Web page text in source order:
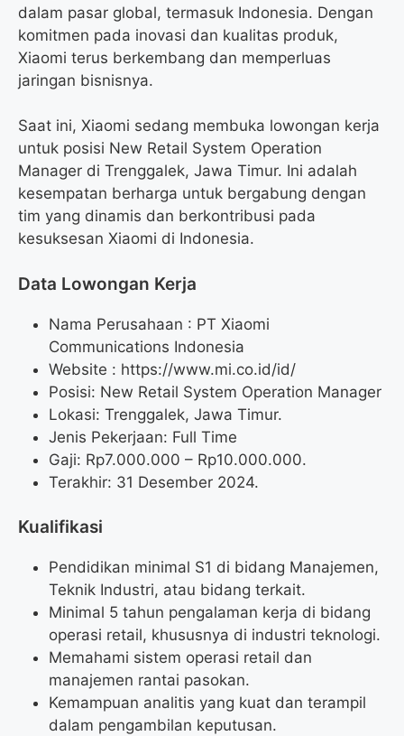
dalam pasar global, termasuk Indonesia. Dengan
komitmen pada inovasi dan kualitas produk,
Xiaomi terus berkembang dan memperluas
jaringan bisnisnya.
Saat ini, Xiaomi sedang membuka lowongan kerja
untuk posisi New Retail System Operation
Manager di Trenggalek, Jawa Timur. Ini adalah
kesempatan berharga untuk bergabung dengan
tim yang dinamis dan berkontribusi pada
kesuksesan Xiaomi di Indonesia.
Data Lowongan Kerja
Nama Perusahaan : PT Xiaomi
Communications Indonesia
Website : https://www.mi.co.id/id/
Posisi: New Retail System Operation Manager
Lokasi: Trenggalek, Jawa Timur.
Jenis Pekerjaan: Full Time
Gaji: Rp7.000.000 – Rp10.000.000.
Terakhir: 31 Desember 2024.
Kualifikasi
Pendidikan minimal S1 di bidang Manajemen,
Teknik Industri, atau bidang terkait.
Minimal 5 tahun pengalaman kerja di bidang
operasi retail, khususnya di industri teknologi.
Memahami sistem operasi retail dan
manajemen rantai pasokan.
Kemampuan analitis yang kuat dan terampil
dalam pengambilan keputusan.